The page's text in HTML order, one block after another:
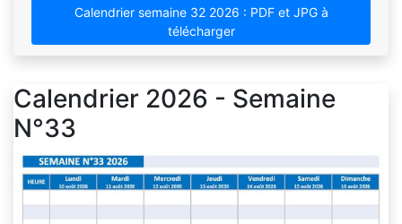
Calendrier semaine 32 2026 : PDF et JPG à
télécharger
Calendrier 2026 - Semaine
N°33